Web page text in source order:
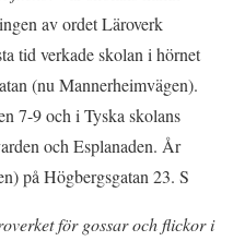
av ordet Läroverk
tid verkade skolan i hörnet
(nu Mannerheimvägen).
7-9 och i Tyska skolans
och Esplanaden. År
på Högbergsgatan 23. S
för gossar och flickor i